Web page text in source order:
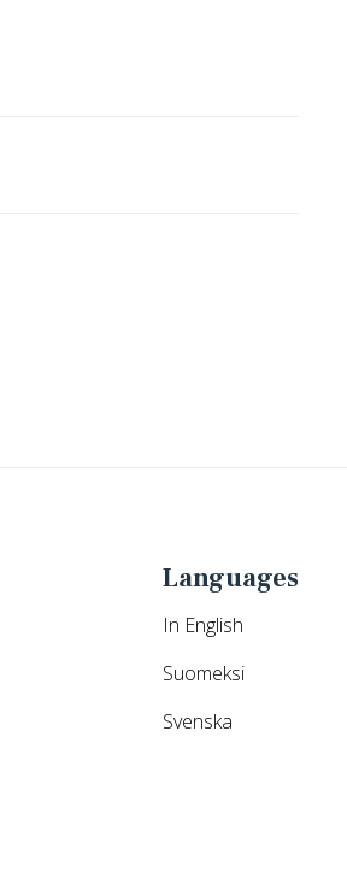
Languages
In English
Suomeksi
Svenska